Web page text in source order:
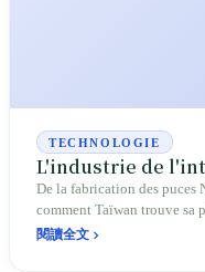
TECHNOLOGIE
L'industrie de
De la fabrication des puces
comment Taïwan trouve
閱讀全文